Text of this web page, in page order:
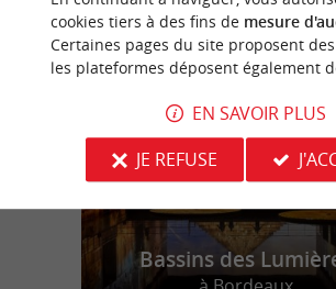
Bassins des
cookies tiers à des fins de mesure
Certaines pages du site proposent des
les plateformes déposent également
EN SAVOIR PLUS
JE REFUSE